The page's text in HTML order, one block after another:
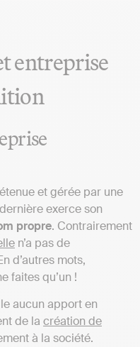
entreprise
et gérée par une
exerce son
propre. Contrairement
n’a pas de
d’autres mots,
faites qu’un !
aucun apport en
de la création de
à la société.